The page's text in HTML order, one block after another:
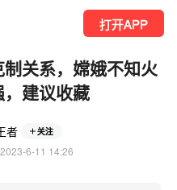
打开APP
关系，嫦娥不知火
建议收藏
者 关注
  2023-6-11 14:26